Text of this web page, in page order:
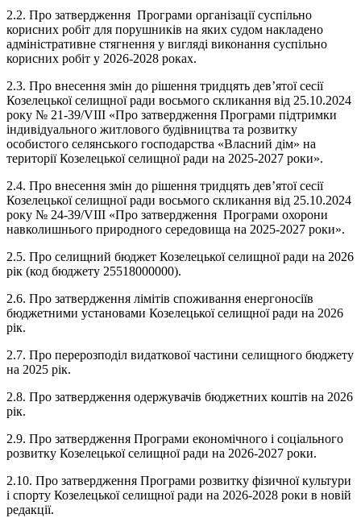
2.2. Про затвердження Програми організації суспільно
корисних робіт для порушників на яких судом накладено
адміністративне стягнення у вигляді виконання суспільно
корисних робіт у 2026-2028 роках.
2.3. Про внесення змін до рішення тридцять дев’ятої сесії
Козелецької селищної ради восьмого скликання від 25.10.2024
року № 21-39/VIII «Про затвердження Програми підтримки
індивідуального житлового будівництва та розвитку
особистого селянського господарства «Власний дім» на
території Козелецької селищної ради на 2025-2027 роки».
2.4. Про внесення змін до рішення тридцять дев’ятої сесії
Козелецької селищної ради восьмого скликання від 25.10.2024
року № 24-39/VIII «Про затвердження Програми охорони
навколишнього природного середовища на 2025-2027 роки».
2.5. Про селищний бюджет Козелецької селищної ради на 2026
рік (код бюджету 25518000000).
2.6. Про затвердження лімітів споживання енергоносіїв
бюджетними установами Козелецької селищної ради на 2026
рік.
2.7. Про перерозподіл видаткової частини селищного бюджету
на 2025 рік.
2.8. Про затвердження одержувачів бюджетних коштів на 2026
рік.
2.9. Про затвердження Програми економічного і соціального
розвитку Козелецької селищної ради на 2026-2027 роки.
2.10. Про затвердження Програми розвитку фізичної культури
і спорту Козелецької селищної ради на 2026-2028 роки в новій
редакції.